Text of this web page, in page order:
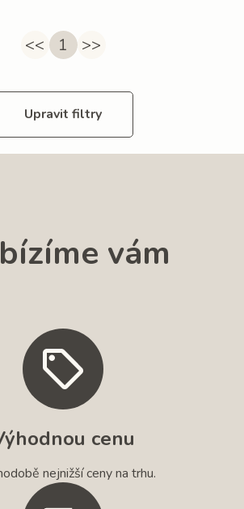
<< 1 >>
Upravit filtry
vám
cenu
nejnižší ceny na trhu.